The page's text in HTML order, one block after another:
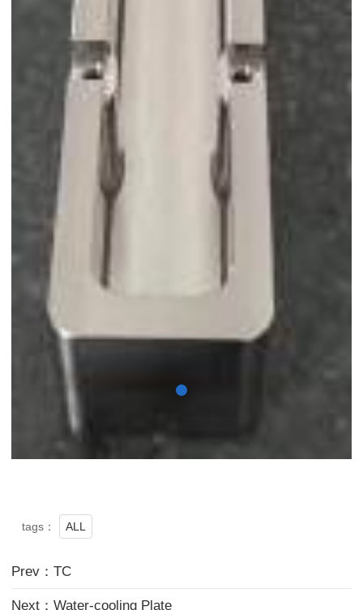
tags： ALL
Prev：TC
Next：Water-cooling Plate